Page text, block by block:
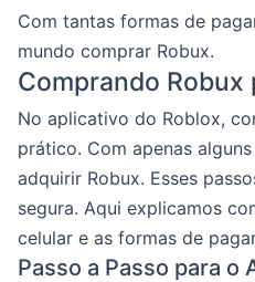
Com tantas formas de
mundo comprar Robux.
Comprando
No aplicativo do Roblox,
prático. Com apenas
adquirir Robux. Esses
segura. Aqui explicamos
celular e as formas de
Passo a Passo para o